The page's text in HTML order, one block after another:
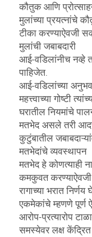
कौतुक आणि
मुलांच्या प्रयत्नांचे
टीका करण्याऐवजी
मुलांची जबाबदारी
आई-वडिलांनीच नव्हे
पाहिजेत.
आई-वडिलांच्या
महत्त्वाच्या गोष्टी
घरातील नियमांचे
मतभेद असले तरी
कुटुंबातील
मतभेदांचे व्यवस्थापन
मतभेद हे कोणत्याही
कमकुवत
रागाच्या भरात
एकमेकांचे म्हणणे पूर्ण
आरोप-प्रत्यारोप
समस्येवर लक्ष केंद्रित